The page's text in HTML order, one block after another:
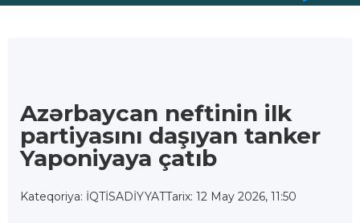
Azərbaycan neftinin ilk
partiyasını daşıyan tanker
Yaponiyaya çatıb
Kateqoriya: İQTİSADİYYATTarix: 12 May 2026, 11:50